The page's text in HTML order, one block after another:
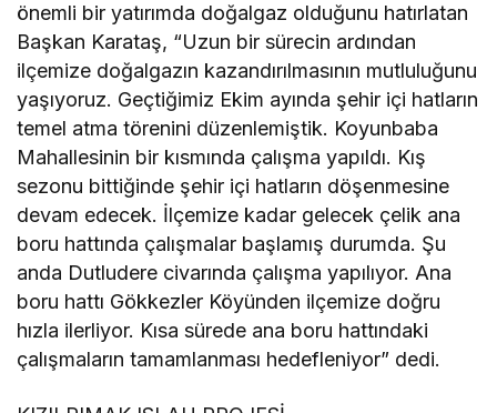
önemli bir yatırımda doğalgaz olduğunu hatırlatan
Başkan Karataş, “Uzun bir sürecin ardından
ilçemize doğalgazın kazandırılmasının mutluluğunu
yaşıyoruz. Geçtiğimiz Ekim ayında şehir içi hatların
temel atma törenini düzenlemiştik. Koyunbaba
Mahallesinin bir kısmında çalışma yapıldı. Kış
sezonu bittiğinde şehir içi hatların döşenmesine
devam edecek. İlçemize kadar gelecek çelik ana
boru hattında çalışmalar başlamış durumda. Şu
anda Dutludere civarında çalışma yapılıyor. Ana
boru hattı Gökkezler Köyünden ilçemize doğru
hızla ilerliyor. Kısa sürede ana boru hattındaki
çalışmaların tamamlanması hedefleniyor” dedi.